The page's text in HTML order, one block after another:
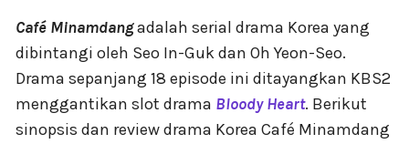
Café Minamdangadalah serial drama Korea yang
dibintangi oleh Seo In-Guk dan Oh Yeon-Seo.
Drama sepanjang 18 episode ini ditayangkan KBS2
menggantikan slot drama Bloody Heart. Berikut
sinopsis dan review drama Korea Café Minamdang